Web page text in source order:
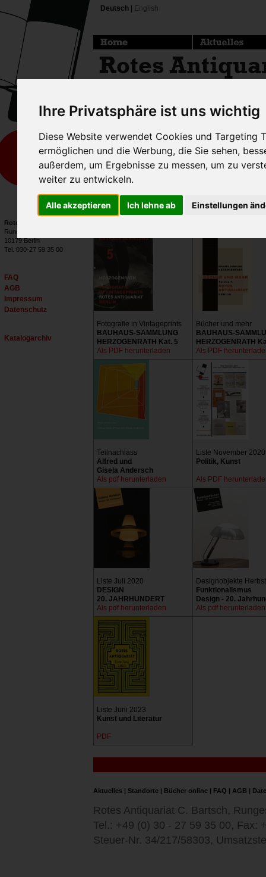
Ihre Privatsphäre ist uns wichtig
Diese Website verwendet Cookies und Targeting
ermöglichen und die Werbung, die Sie sehen,
außerdem, um Ergebnisse zu messen, um zu
weiter zu entwickeln.
Alle akzeptieren Ich lehne ab Einstellungen
Rotes Antiquariat
Rungestraße 20
10179 Berlin
Tel. 030-27 59 35 00
FAQ
AGB
Impressum
Datenschutz
Katalogarchiv
Deutsch English
Hier finden Sie unseren
Download.
Senden Sie sich uns gern
möglicherweise können wir
Exemplaren, die nicht in
Fotografie in Vintageprints
BAUHAUS-SAMMLUNG
HERZOGENRATH Kat. 5
Als PDF herunterladen
Bücher und mehr
BAUHAUS-
HERZOGENRATH
Als PDF
Teilnachlass
Alfred und
Gisela Andersch
Als pdf herunterladen
Liste November
Politik, Kunst
Als PDF
Liste Juli 2020
DESIGN
20. JAHRHUNDERT
Als pdf herunterladen
Designobjekte
Funktionalismus
Design - 20.
Als pdf herunterladen
Liste Juni 2023
Kunst und Literatur
PDF
Aktuelles | Standorte | Bücher online | FAQ | AGB |
Rotes Antiquariat C. Bartsch,
Tel.: +49 (0) 30 - 27 59 35 00, Fax:
Steuer-Nr. 34/217/58303,